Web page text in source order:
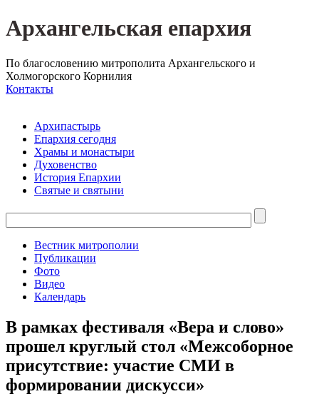
Архангельская епархия
По благословению митрополита Архангельского и
Холмогорского Корнилия
Контакты
Архипастырь
Епархия сегодня
Храмы и монастыри
Духовенство
История Епархии
Святые и святыни
Вестник митрополии
Публикации
Фото
Видео
Календарь
В рамках фестиваля «Вера и слово»
прошел круглый стол «Межсоборное
присутствие: участие СМИ в
формировании дискусси»